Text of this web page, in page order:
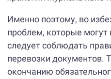
Именно поэтому, во
проблем, которые
следует соблюдать
перевозки документов.
окончанию